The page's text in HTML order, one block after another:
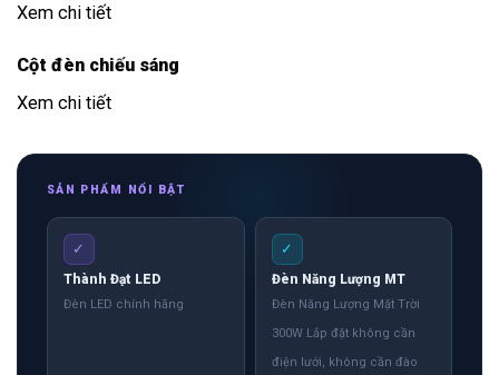
Xem chi tiết
Cột đèn chiếu sáng
Xem chi tiết
SẢN PHẨM NỔI BẬT
✓
Thành Đạt LED
Đèn LED chính hãng
✓
Đèn Năng Lượng MT
Đèn Năng Lượng Mặt Trời
300W Lắp đặt không cần
điện lưới, không cần đào